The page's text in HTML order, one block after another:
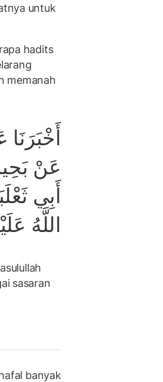
untuk
hadits
memanah
عَنْ
أَبِي
اللَّهُ
sasaran
banyak